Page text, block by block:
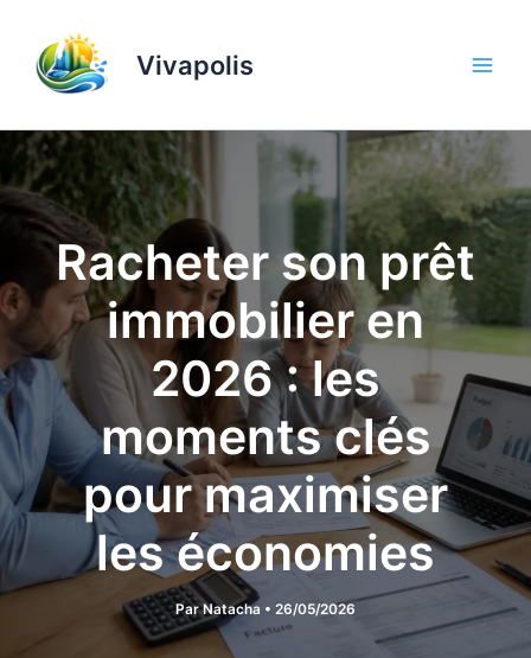
contenu
Vivapolis
Racheter son prêt
immobilier en
2026 : les
moments clés
pour maximiser
les économies
ParNatacha • 26/05/2026